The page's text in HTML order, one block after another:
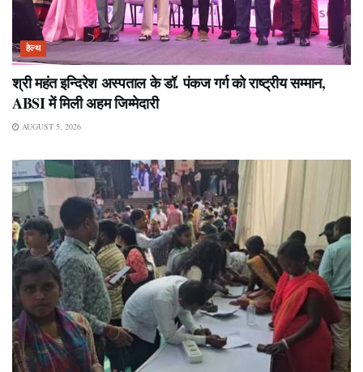
हेल्थ
श्री महंत इन्दिरेश अस्पताल के डॉ. पंकज गर्ग को राष्ट्रीय सम्मान,
ABSI में मिली अहम जिम्मेदारी
AUGUST 5, 2026